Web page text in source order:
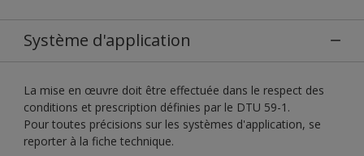
Système d'application
La mise en œuvre doit être effectuée dans le respect des
conditions et prescription définies par le DTU 59-1.
Pour toutes précisions sur les systèmes d'application, se
reporter à la fiche technique.